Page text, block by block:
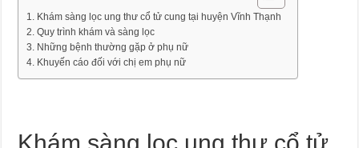
Khám sàng lọc ung thư cổ tử cung tại huyện Vĩnh Thạnh
Quy trình khám và sàng lọc
Những bệnh thường gặp ở phụ nữ
Khuyến cáo đối với chị em phụ nữ
Khám sàng lọc ung thư cổ tử